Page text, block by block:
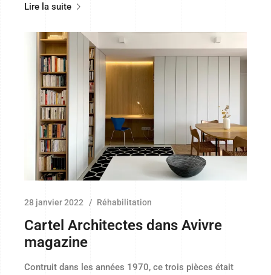
Lire la suite
28 janvier 2022 Réhabilitation
Cartel Architectes dans Avivre
magazine
Contruit dans les années 1970, ce trois pièces était